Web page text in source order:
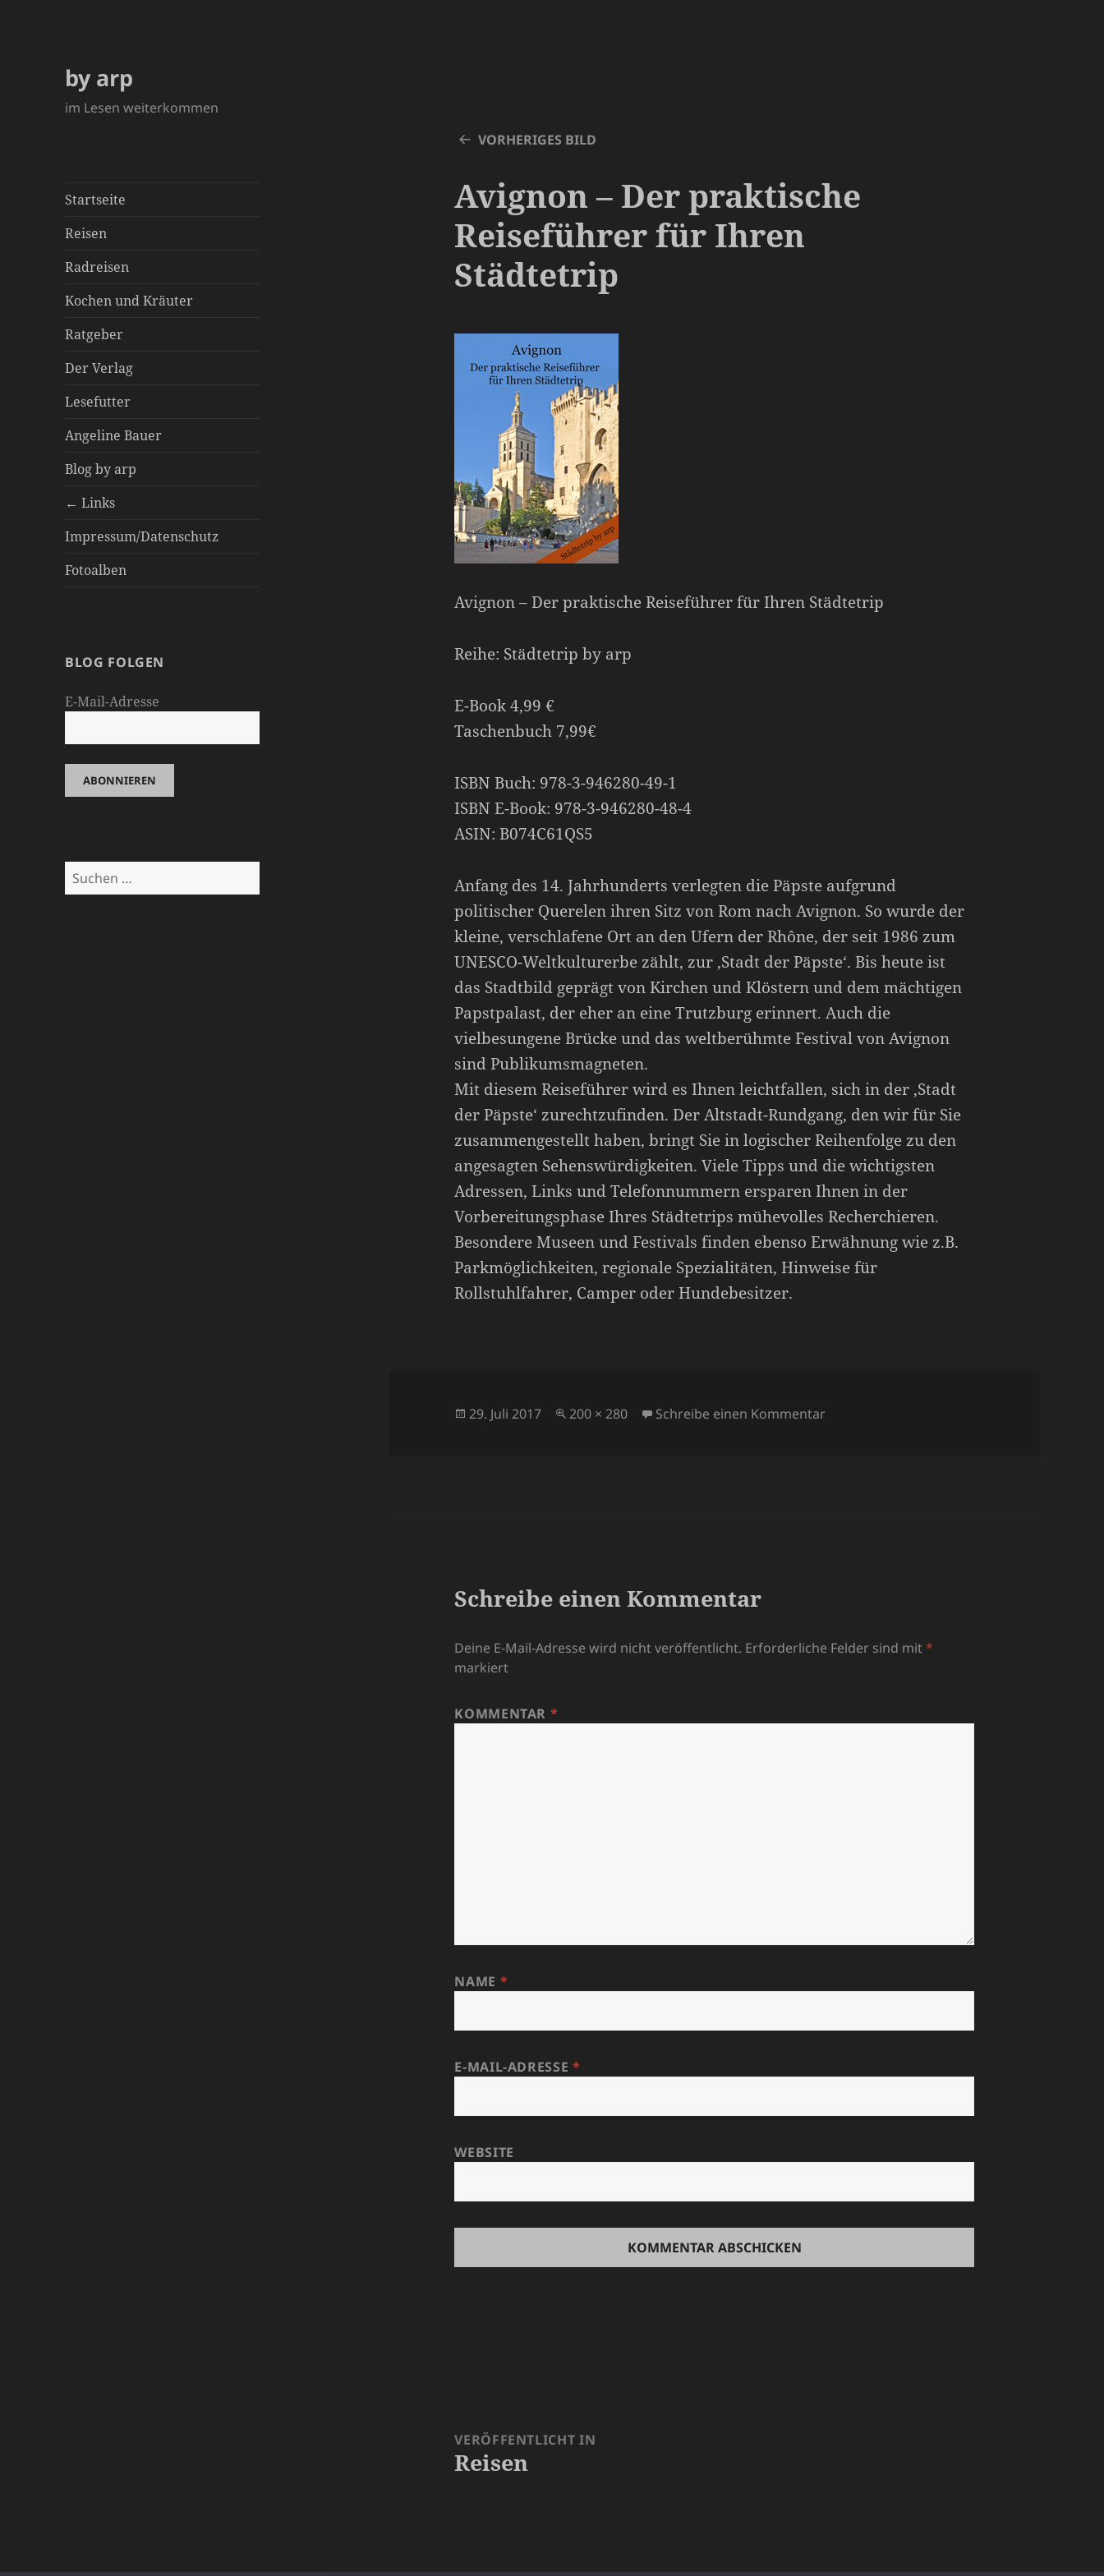
by arp
im Lesen weiterkommen
Startseite
Reisen
Radreisen
Kochen und Kräuter
Ratgeber
Der Verlag
Lesefutter
Angeline Bauer
Blog by arp
← Links
Impressum/Datenschutz
Fotoalben
BLOG FOLGEN
E-Mail-Adresse
Suchen
nach:
VORHERIGES BILD
Avignon – Der praktische
Reiseführer für Ihren
Städtetrip
Avignon – Der praktische Reiseführer für Ihren Städtetrip
Reihe: Städtetrip by arp
E-Book 4,99 €
Taschenbuch 7,99€
ISBN Buch: 978-3-946280-49-1
ISBN E-Book: 978-3-946280-48-4
ASIN: B074C61QS5
Anfang des 14. Jahrhunderts verlegten die Päpste aufgrund
politischer Querelen ihren Sitz von Rom nach Avignon. So wurde der
kleine, verschlafene Ort an den Ufern der Rhône, der seit 1986 zum
UNESCO-Weltkulturerbe zählt, zur ‚Stadt der Päpste‘. Bis heute ist
das Stadtbild geprägt von Kirchen und Klöstern und dem mächtigen
Papstpalast, der eher an eine Trutzburg erinnert. Auch die
vielbesungene Brücke und das weltberühmte Festival von Avignon
sind Publikumsmagneten.
Mit diesem Reiseführer wird es Ihnen leichtfallen, sich in der ‚Stadt
der Päpste‘ zurechtzufinden. Der Altstadt-Rundgang, den wir für Sie
zusammengestellt haben, bringt Sie in logischer Reihenfolge zu den
angesagten Sehenswürdigkeiten. Viele Tipps und die wichtigsten
Adressen, Links und Telefonnummern ersparen Ihnen in der
Vorbereitungsphase Ihres Städtetrips mühevolles Recherchieren.
Besondere Museen und Festivals finden ebenso Erwähnung wie z.B.
Parkmöglichkeiten, regionale Spezialitäten, Hinweise für
Rollstuhlfahrer, Camper oder Hundebesitzer.
Veröffentlicht
29. Juli 2017
Volle
200 × 280 Schreibe einen Kommentarzu Avignon – Der praktische Reiseführer
Schreibe einen Kommentar
Deine E-Mail-Adresse wird nicht veröffentlicht. Erforderliche Felder sind mit*
markiert
KOMMENTAR *
NAME *
E-MAIL-ADRESSE *
WEBSITE
VERÖFFENTLICHT IN
Reisen